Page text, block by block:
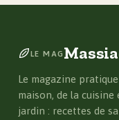
qu’il faut vraiment
LE MAG
Le magazine
maison, de la cuisine
jardin : recettes de